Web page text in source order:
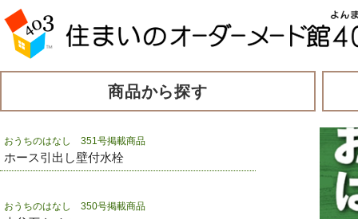
商品から探す
おうちのはなし 351号掲載商品
ホース引出し壁付水栓
おうちのはなし 350号掲載商品